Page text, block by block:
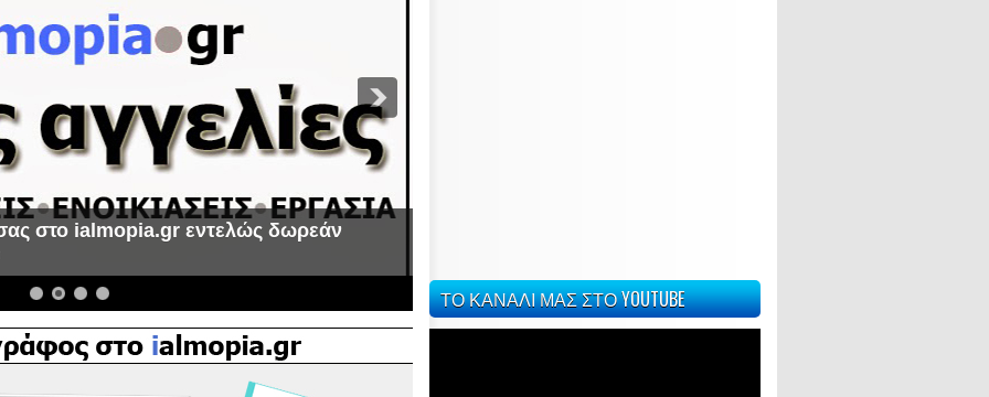
στο ialmopia.gr εντελώς δωρεάν
ΤΟ ΚΑΝΑΛΙ ΜΑΣ ΣΤΟ YOUTUBE